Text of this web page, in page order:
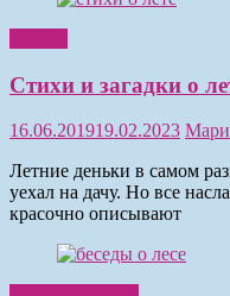
Стихи и загадки о
16.06.201919.02.2023
Летние деньки в самом
уехал на дачу. Но все
красочно описывают